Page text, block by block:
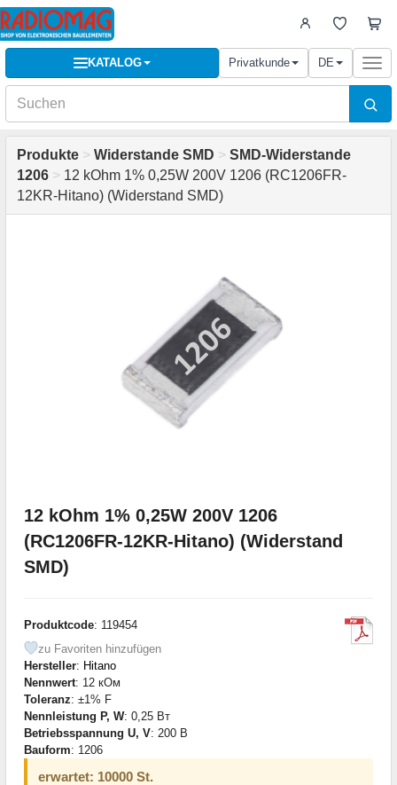
KATALOG Privatkunde DE
Produkte > Widerstande SMD > SMD-Widerstande
1206 > 12 kOhm 1% 0,25W 200V 1206 (RC1206FR-
12KR-Hitano) (Widerstand SMD)
12 kOhm 1% 0,25W 200V 1206
(RC1206FR-12KR-Hitano) (Widerstand
SMD)
Produktcode: 119454
zu Favoriten hinzufügen
Hersteller: Hitano
Nennwert: 12 кОм
Toleranz: ±1% F
Nennleistung P, W: 0,25 Вт
Betriebsspannung U, V: 200 В
Bauform: 1206
erwartet: 10000 St.